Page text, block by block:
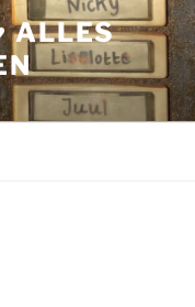
ALLES